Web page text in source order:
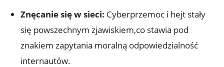
Znęcanie się w sieci: Cyberprzemoc i hejt stały
się powszechnym zjawiskiem,co stawia pod
znakiem zapytania moralną odpowiedzialność
internautów.